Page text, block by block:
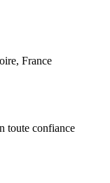
France
toute confiance